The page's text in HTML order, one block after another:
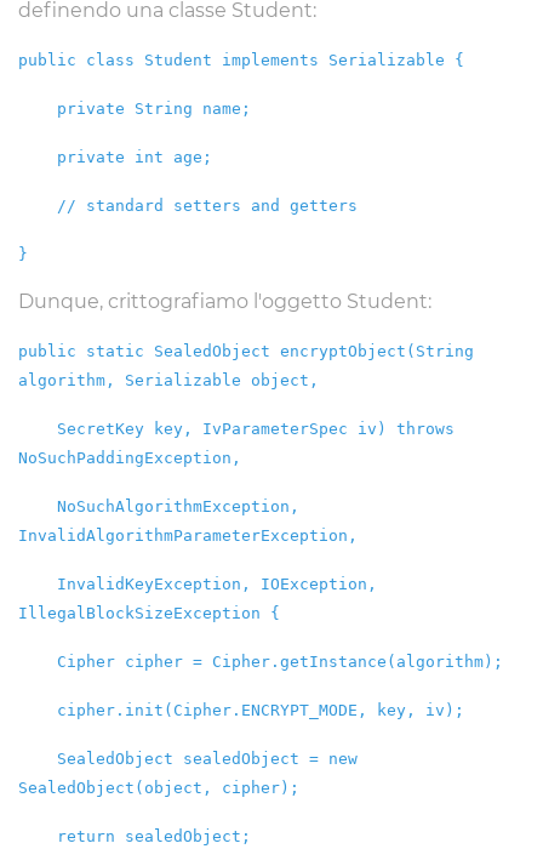
definendo una classe Student:
public class Student implements Serializable {
private String name;
private int age;
// standard setters and getters
}
Dunque, crittografiamo l'oggetto Student:
public static SealedObject encryptObject(String
algorithm, Serializable object,
SecretKey key, IvParameterSpec iv) throws
NoSuchPaddingException,
NoSuchAlgorithmException,
InvalidAlgorithmParameterException,
InvalidKeyException, IOException,
IllegalBlockSizeException {
Cipher cipher = Cipher.getInstance(algorithm);
cipher.init(Cipher.ENCRYPT_MODE, key, iv);
SealedObject sealedObject = new
SealedObject(object, cipher);
return sealedObject;